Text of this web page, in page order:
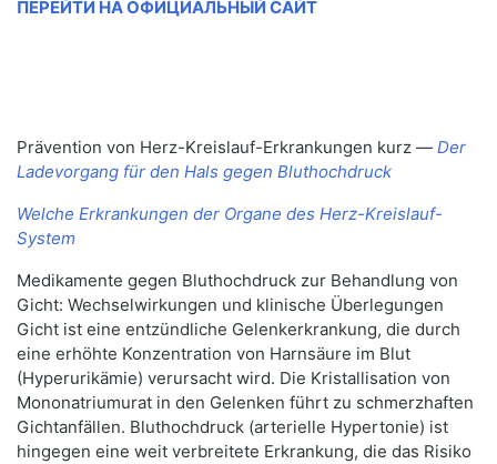
ПЕРЕЙТИ НА ОФИЦИАЛЬНЫЙ САЙТ
Prävention von Herz-Kreislauf-Erkrankungen kurz — Der
Ladevorgang für den Hals gegen Bluthochdruck
Welche Erkrankungen der Organe des Herz-Kreislauf-
System
Medikamente gegen Bluthochdruck zur Behandlung von
Gicht: Wechselwirkungen und klinische Überlegungen
Gicht ist eine entzündliche Gelenkerkrankung, die durch
eine erhöhte Konzentration von Harnsäure im Blut
(Hyperurikämie) verursacht wird. Die Kristallisation von
Mononatriumurat in den Gelenken führt zu schmerzhaften
Gichtanfällen. Bluthochdruck (arterielle Hypertonie) ist
hingegen eine weit verbreitete Erkrankung, die das Risiko